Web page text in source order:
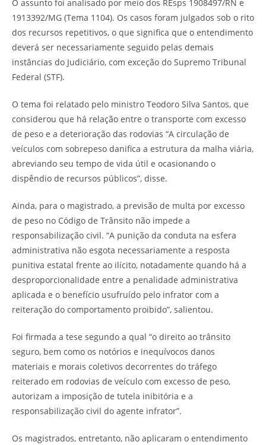
O assunto foi analisado por meio dos REsps 1908497/RN e
1913392/MG (Tema 1104). Os casos foram julgados sob o rito
dos recursos repetitivos, o que significa que o entendimento
deverá ser necessariamente seguido pelas demais
instâncias do Judiciário, com exceção do Supremo Tribunal
Federal (STF).
O tema foi relatado pelo ministro Teodoro Silva Santos, que
considerou que há relação entre o transporte com excesso
de peso e a deterioração das rodovias “A circulação de
veículos com sobrepeso danifica a estrutura da malha viária,
abreviando seu tempo de vida útil e ocasionando o
dispêndio de recursos públicos”, disse.
Ainda, para o magistrado, a previsão de multa por excesso
de peso no Código de Trânsito não impede a
responsabilização civil. “A punição da conduta na esfera
administrativa não esgota necessariamente a resposta
punitiva estatal frente ao ilícito, notadamente quando há a
desproporcionalidade entre a penalidade administrativa
aplicada e o benefício usufruído pelo infrator com a
reiteração do comportamento proibido”, salientou.
Foi firmada a tese segundo a qual “o direito ao trânsito
seguro, bem como os notórios e inequívocos danos
materiais e morais coletivos decorrentes do tráfego
reiterado em rodovias de veículo com excesso de peso,
autorizam a imposição de tutela inibitória e a
responsabilização civil do agente infrator”.
Os magistrados, entretanto, não aplicaram o entendimento